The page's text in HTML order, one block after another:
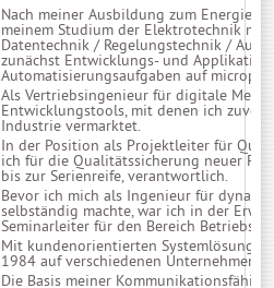
Nach meiner Ausbildung zum
meinem Studium der Elektrotechnik mit
Datentechnik / Regelungstechnik /
zunächst Entwicklungs- und
Automatisierungsaufgaben auf
Als Vertriebsingenieur für digitale
Entwicklungstools, mit denen ich zuvor
Industrie vermarktet.
In der Position als Projektleiter für
ich für die Qualitätssicherung neuer
bis zur Serienreife, verantwortlich.
Bevor ich mich als Ingenieur für
selbständig machte, war ich in der
Seminarleiter für den Bereich
Mit kundenorientierten
1984 auf verschiedenen
Die Basis meiner